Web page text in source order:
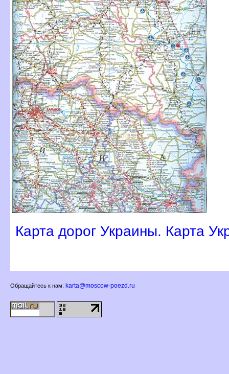
Карта дорог Украины. Карта
Обращайтесь к нам: karta@moscow-poezd.ru